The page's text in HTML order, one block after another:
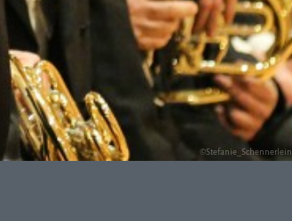
©Stefanie_Schennerlein